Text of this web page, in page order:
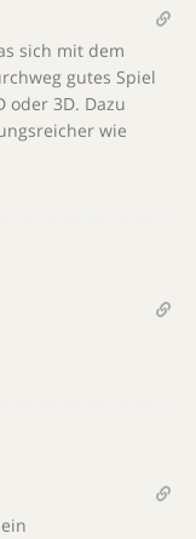
sich mit dem
gutes Spiel
oder 3D. Dazu
wie